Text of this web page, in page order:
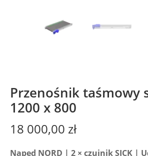
Przenośnik taśmowy
1200 x 800
18 000,00 zł
Napęd NORD | 2 × czujnik SICK |